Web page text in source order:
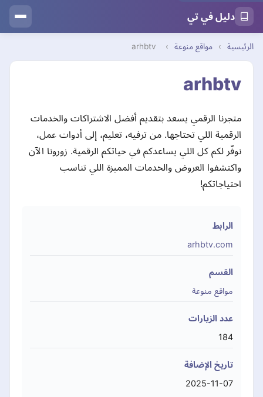
دليل في تي
الرئيسية › مواقع منوعة ›
arhbtv
arhbtv
متجرنا الرقمي يسعد بتقديم أفضل الاشتراكات والخدمات
الرقمية اللي تحتاجها. من ترفيه، تعليم، إلى أدوات عمل،
نوفّر لكم كل اللي يساعدكم في حياتكم الرقمية. زورونا الآن
واكتشفوا العروض والخدمات المميزة اللي تناسب
احتياجاتكم!
الرابط
arhbtv.com
القسم
مواقع منوعة
عدد الزيارات
184
تاريخ الإضافة
2025-11-07